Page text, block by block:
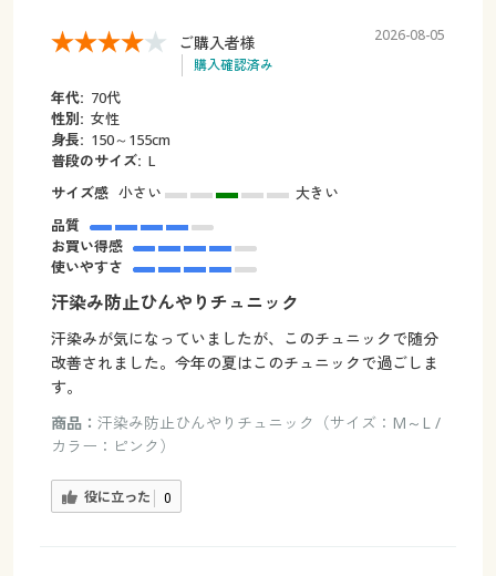
ご購入者様
購入確認済み
2026-08-05
年代: 70代
性別: 女性
身長: 150～155cm
普段のサイズ: L
サイズ感 小さい
大きい
品質
お買い得感
使いやすさ
汗染み防止ひんやりチュニック
汗染みが気になっていましたが、このチュニックで随分
改善されました。今年の夏はこのチュニックで過ごしま
す。
商品： 汗染み防止ひんやりチュニック（サイズ：M～L /
カラー：ピンク）
役に立った 0